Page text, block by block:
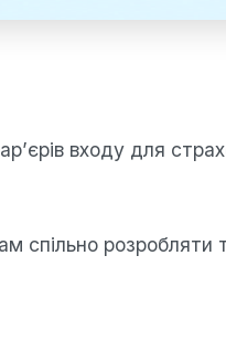
входу для
спільно розробляти